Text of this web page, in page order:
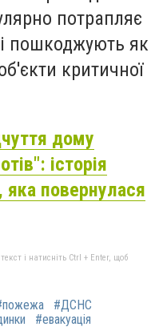
потрапляє
пошкоджують як
критичної
дому
історія
повернулася
і натисніть Ctrl + Enter, щоб
#ДСНС
#евакуація